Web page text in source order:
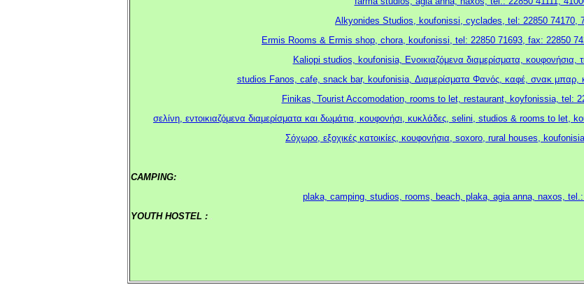
Alkyonides Studios, koufonissi, cyclades, tel: 22850 74170,
Ermis Rooms & Ermis shop, chora, koufonissi, tel: 22850 71693, fax: 22850
Kaliopi studios, koufonisia, Ενοικιαζόμενα διαμερίσματα, κουφονήσια,
studios Fanos, cafe, snack bar, koufonisia, Διαμερίσματα Φανός, καφέ, σνακ μπαρ,
Finikas, Tourist Accomodation, rooms to let, restaurant, koyfonissia, tel:
σελίνη, εντοικιαζόμενα διαμερίσματα και δωμάτια, κουφονήσι, κυκλάδες, selini, studios & rooms to
Σόχωρο, εξοχικές κατοικίες, κουφονήσια, soxoro, rural houses,
CAMPING: .
plaka, camping, studios, rooms, beach, plaka, agia anna, naxos,
YOUTH HOSTEL : .